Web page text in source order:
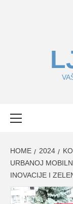
HOME 2024
URBANOJ
INOVACIJE I